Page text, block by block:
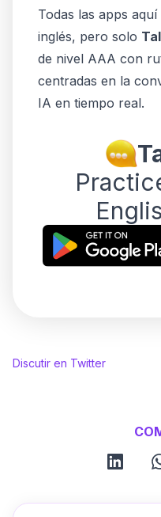
Todas las apps
inglés, pero solo
de nivel AAA con
centradas en la
IA en tiempo real.
Discutir en Twitter
linkedin